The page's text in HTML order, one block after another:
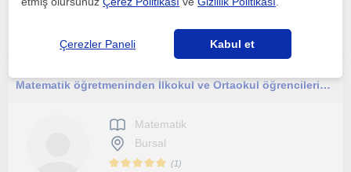
Bursal
Matematik öğretmeninden İlkokul ve Ortaokul öğrencilerine seviyelerine uygun, matematiği sevdirerek öğretecek özel dersler
Matematik
Bursal
(1)
Çerezler Paneli Kabul et